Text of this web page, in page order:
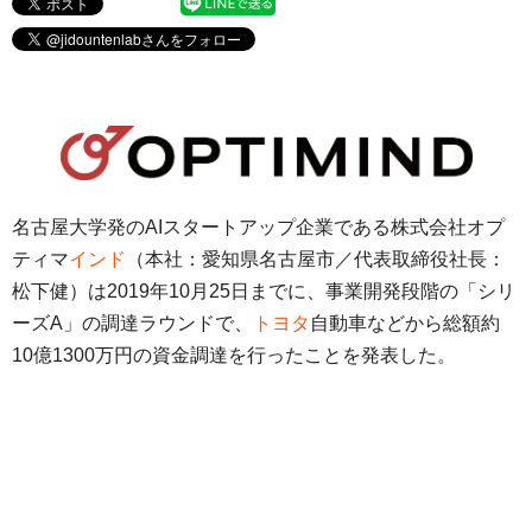
名古屋大学発のAIスタートアップ企業である株式会社オプ
ティマインド
（本社：愛知県名古屋市／代表取締役社長：
松下健）は2019年10月25日までに、事業開発段階の「シリ
ーズA」の調達ラウンドで、
トヨタ 自動車などから総額約
10億1300万円の資金調達を行ったことを発表した。